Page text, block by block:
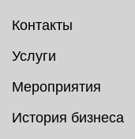
Контакты
Услуги
Мероприятия
История бизнеса